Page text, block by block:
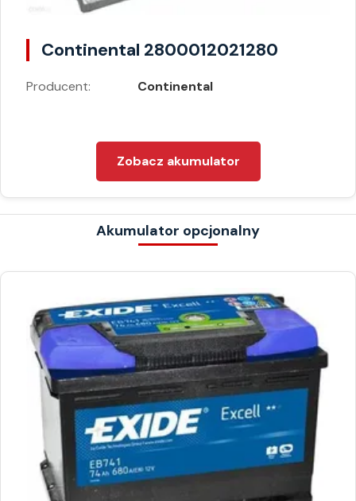
Continental 2800012021280
Producent: Continental
Zobacz akumulator
Akumulator opcjonalny